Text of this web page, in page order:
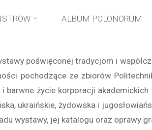
ALBUM POLONORUM
poświęconej tradycjom i
pochodzące ze zbiorów
życie korporacji
ukraińskie, żydowska i
wystawy, jej katalogu oraz oprawy